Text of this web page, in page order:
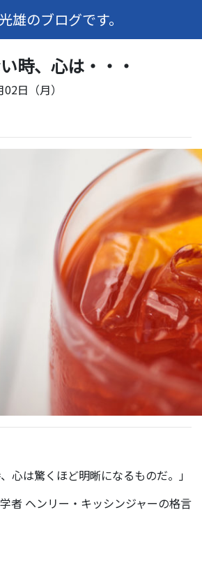
雄のブログです。
時、心は・・・
日（月）
心は驚くほど明晰になるものだ。」
者 ヘンリー・キッシンジャーの格言